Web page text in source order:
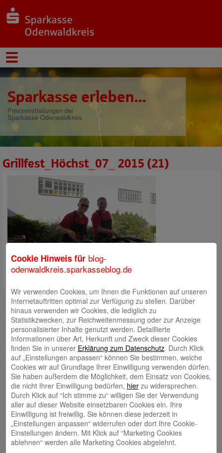
Sparkasse erleben...
Pressemitteilungen der
Sparkasse Odenwaldkreis
Grillfest_Höchst_07_ 2015 (21)
Kontakt
mail@sparkasse-odenwaldkreis.de
Telefon: 06062 500
Auch per WhatsApp erreichbar!
Neueste Beiträge
Sparkassen Kino Open-Air-Sommer 2026 startet
Öffnungszeiten der Sparkasse zum Wiesenmarkt
Herausragende Vertriebsleistung in Jahr 2025: Team
des ImmobilienCenter der Sparkasse Odenwaldkreis
überzeugt mit Kompetenz, Service und Erfolgsbilanz
Cookie Hinweis für blog-
odenwaldkreis.sparkasseblog.de
Wir verwenden Cookies, um Ihnen die Funktionen auf unseren
Internetauftritten optimal zur Verfügung zu stellen. Darüber
hinaus verwenden wir Cookies, die lediglich zu
Statistikzwecken, zur Reichweitenmessung oder zur Anzeige
personalisierter Inhalte genutzt werden. Detaillierte
Informationen über Art, Herkunft und Zweck dieser Cookies
finden Sie in unserer Erklärung zum Datenschutz. Durch Klick
auf „Einstellungen anpassen“ können Sie bestimmen, welche
Cookies wir auf Grundlage Ihrer Einwilligung verwenden dürfen.
Sie haben außerdem die Möglichkeit, dem Einsatz von Cookies,
die nicht Ihrer Einwilligung bedürfen, hierzu widersprechen.
Durch Klick auf “Ich stimme zu“ willigen Sie der Verwendung
aller auf dieser Website einsetzbaren Cookies ein. Ihre
Einwilligung ist freiwillig. Sie können diese jederzeit in
„Einstellungen anpassen“ widerrufen oder dort Ihre Cookie-
Einstellungen ändern. Mit Klick auf “Marketing Cookies
ablehnen“ werden alle Marketing Cookies abgelehnt.